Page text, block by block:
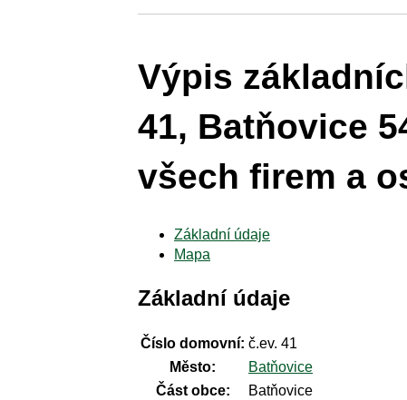
Výpis
41, Batňovice
všech firem a
Základní údaje
Mapa
Základní údaje
Číslo domovní: č.ev. 41
Město:
Batňovice
Část obce:
Batňovice